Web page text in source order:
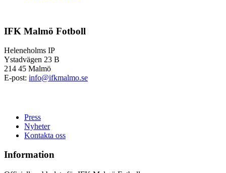
IFK Malmö Fotboll
Heleneholms IP
Ystadvägen 23 B
214 45 Malmö
E-post: info@ifkmalmo.se
Press
Nyheter
Kontakta oss
Information